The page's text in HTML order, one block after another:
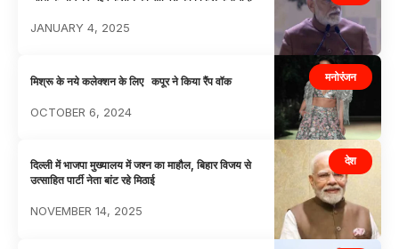
JANUARY 4, 2025
मनोरंजन
मिश्रू के नये कलेक्शन के लिए कपूर ने किया रैंप वॉक
OCTOBER 6, 2024
देश
दिल्ली में भाजपा मुख्यालय में जश्न का माहौल, बिहार विजय से
उत्साहित पार्टी नेता बांट रहे मिठाई
NOVEMBER 14, 2025